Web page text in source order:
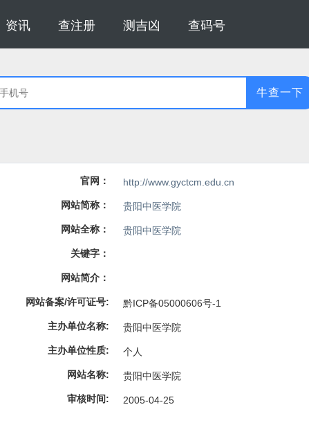
资讯 查注册 测吉凶 查码号
牛查一下
官网： http://www.gyctcm.edu.cn
网站简称： 贵阳中医学院
网站全称： 贵阳中医学院
关键字：
网站简介：
网站备案/许可证号: 黔ICP备05000606号-1
主办单位名称: 贵阳中医学院
主办单位性质: 个人
网站名称: 贵阳中医学院
审核时间: 2005-04-25